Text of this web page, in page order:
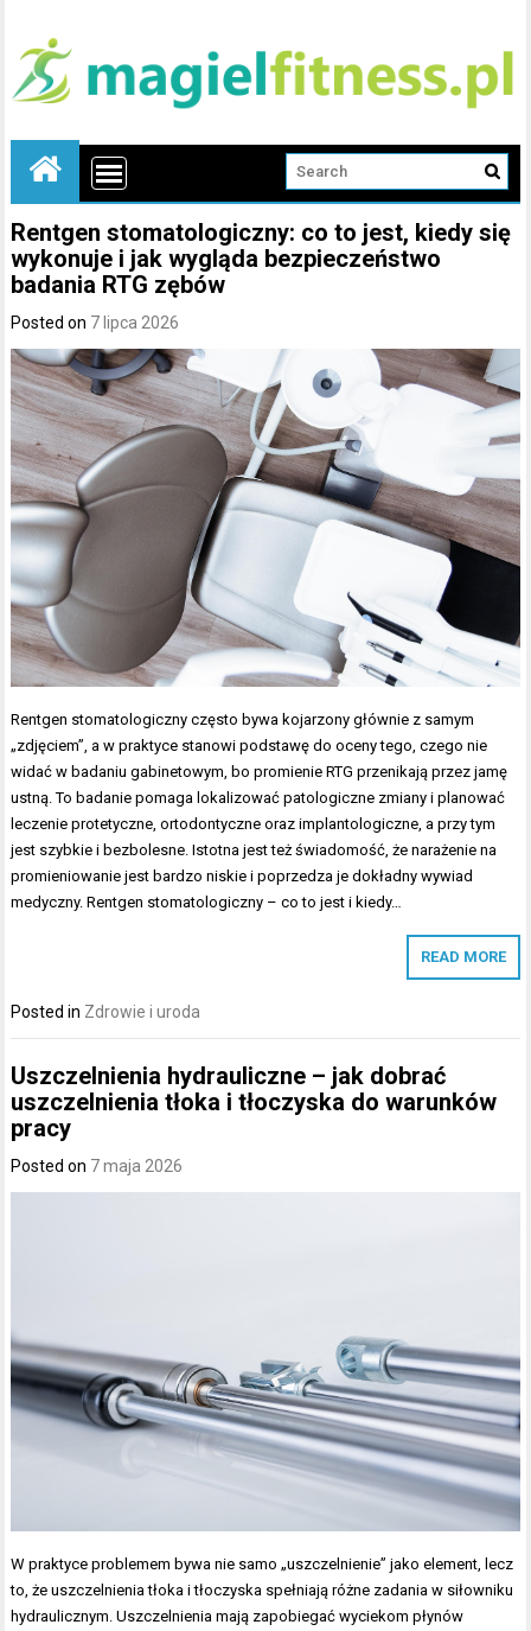
Rentgen stomatologiczny: co to jest, kiedy się
wykonuje i jak wygląda bezpieczeństwo
badania RTG zębów
Posted on 7 lipca 2026
Rentgen stomatologiczny często bywa kojarzony głównie z samym
„zdjęciem”, a w praktyce stanowi podstawę do oceny tego, czego nie
widać w badaniu gabinetowym, bo promienie RTG przenikają przez jamę
ustną. To badanie pomaga lokalizować patologiczne zmiany i planować
leczenie protetyczne, ortodontyczne oraz implantologiczne, a przy tym
jest szybkie i bezbolesne. Istotna jest też świadomość, że narażenie na
promieniowanie jest bardzo niskie i poprzedza je dokładny wywiad
medyczny. Rentgen stomatologiczny – co to jest i kiedy…
READ MORE
Posted in Zdrowie i uroda
Uszczelnienia hydrauliczne – jak dobrać
uszczelnienia tłoka i tłoczyska do warunków
pracy
Posted on 7 maja 2026
W praktyce problemem bywa nie samo „uszczelnienie” jako element, lecz
to, że uszczelnienia tłoka i tłoczyska spełniają różne zadania w siłowniku
hydraulicznym. Uszczelnienia mają zapobiegać wyciekom płynów